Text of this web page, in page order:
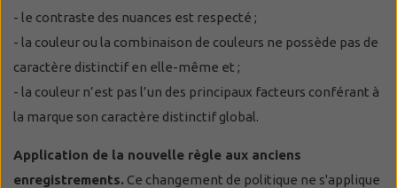
- le contraste des nuances est respecté ;
- la couleur ou la combinaison de couleurs ne possède pas de
caractère distinctif en elle-même et ;
- la couleur n’est pas l’un des principaux facteurs conférant à
la marque son caractère distinctif global.
Application de la nouvelle règle aux anciens
enregistrements. Ce changement de politique ne s'applique